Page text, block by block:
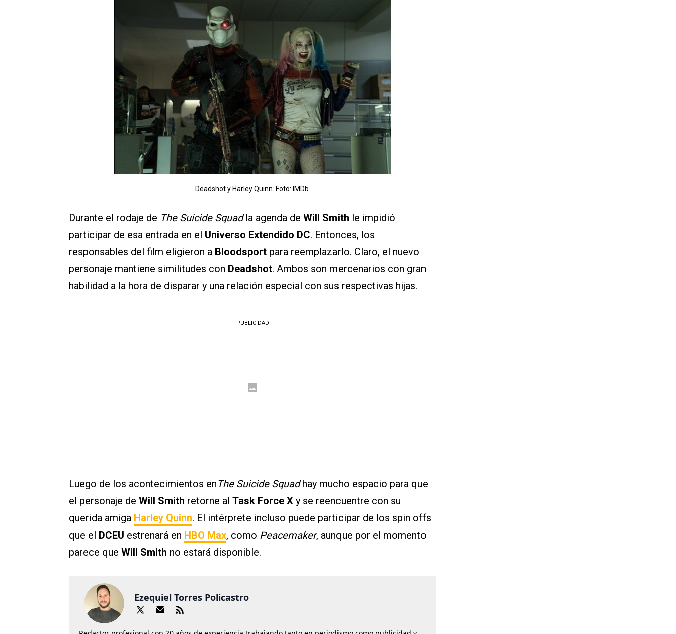
Deadshot y Harley Quinn. Foto: IMDb.
Durante el rodaje de The Suicide Squadla agenda de Will Smith le impidió
participar de esa entrada en el Universo Extendido DC. Entonces, los
responsables del film eligieron a Bloodsport para reemplazarlo. Claro, el nuevo
personaje mantiene similitudes con Deadshot. Ambos son mercenarios con gran
habilidad a la hora de disparar y una relación especial con sus respectivas hijas.
PUBLICIDAD
Luego de los acontecimientos enThe Suicide Squadhay mucho espacio para que
el personaje de Will Smith retorne al Task Force X y se reencuentre con su
querida amiga Harley Quinn. El intérprete incluso puede participar de los spin offs
que el DCEU estrenará en HBO Max, como Peacemaker, aunque por el momento
parece que Will Smith no estará disponible.
Ezequiel Torres Policastro